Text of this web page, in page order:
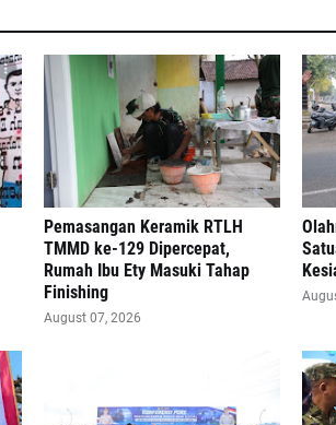
Pemasangan Keramik RTLH
TMMD ke-129 Dipercepat,
Rumah Ibu Ety Masuki Tahap
Finishing
August 07, 2026